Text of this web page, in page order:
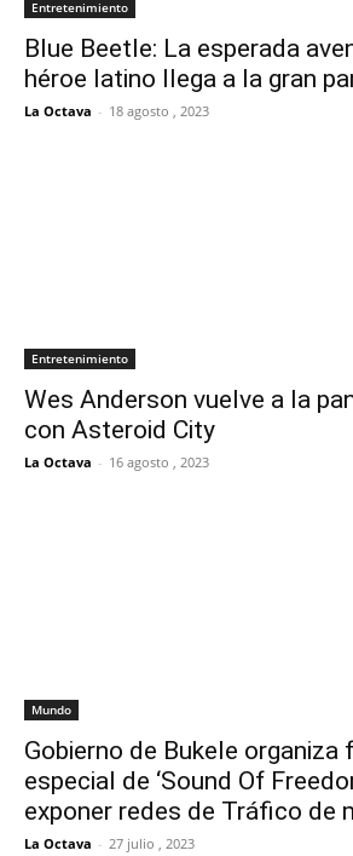
Entretenimiento
Blue Beetle: La esperada
héroe latino llega a la gran
La Octava - 18 agosto , 2023
Entretenimiento
Wes Anderson vuelve a la
con Asteroid City
La Octava - 16 agosto , 2023
Mundo
Gobierno de Bukele organiza
especial de ‘Sound Of
exponer redes de Tráfico de
La Octava - 27 julio , 2023